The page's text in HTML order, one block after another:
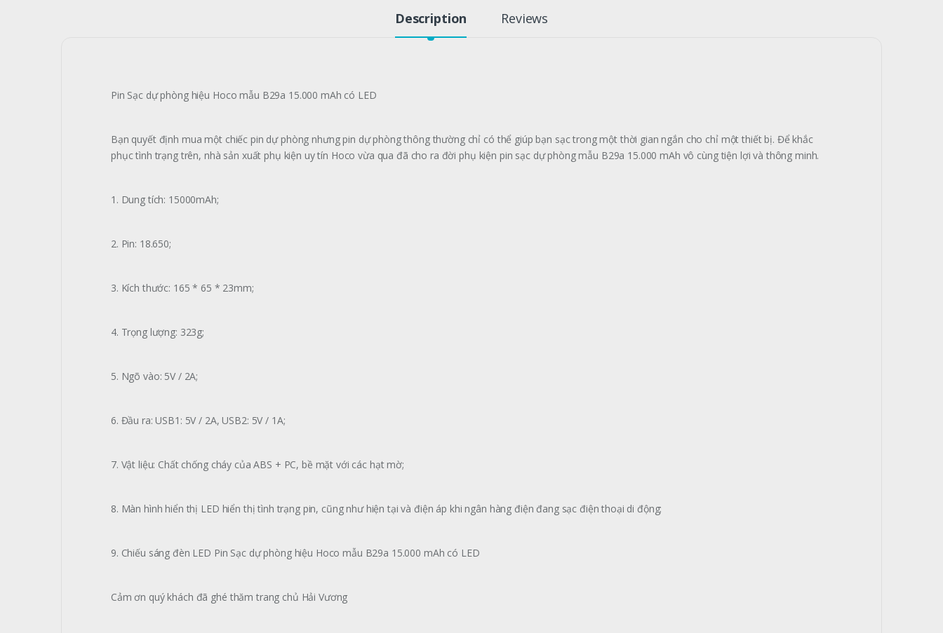
Description Reviews
Pin Sạc dự phòng hiệu Hoco mẫu B29a 15.000 mAh có LED
Bạn quyết định mua một chiếc pin dự phòng nhưng pin dự phòng thông thường chỉ có thể giúp bạn sạc trong một thời gian ngắn cho chỉ một thiết bị. Để khắc
phục tình trạng trên, nhà sản xuất phụ kiện uy tín Hoco vừa qua đã cho ra đời phụ kiện pin sạc dự phòng mẫu B29a 15.000 mAh vô cùng tiện lợi và thông minh.
1. Dung tích: 15000mAh;
2. Pin: 18.650;
3. Kích thước: 165 * 65 * 23mm;
4. Trọng lượng: 323g;
5. Ngõ vào: 5V / 2A;
6. Đầu ra: USB1: 5V / 2A, USB2: 5V / 1A;
7. Vật liệu: Chất chống cháy của ABS + PC, bề mặt với các hạt mờ;
8. Màn hình hiển thị LED hiển thị tình trạng pin, cũng như hiện tại và điện áp khi ngân hàng điện đang sạc điện thoại di động;
9. Chiếu sáng đèn LED Pin Sạc dự phòng hiệu Hoco mẫu B29a 15.000 mAh có LED
Cảm ơn quý khách đã ghé thăm trang chủ Hải Vương